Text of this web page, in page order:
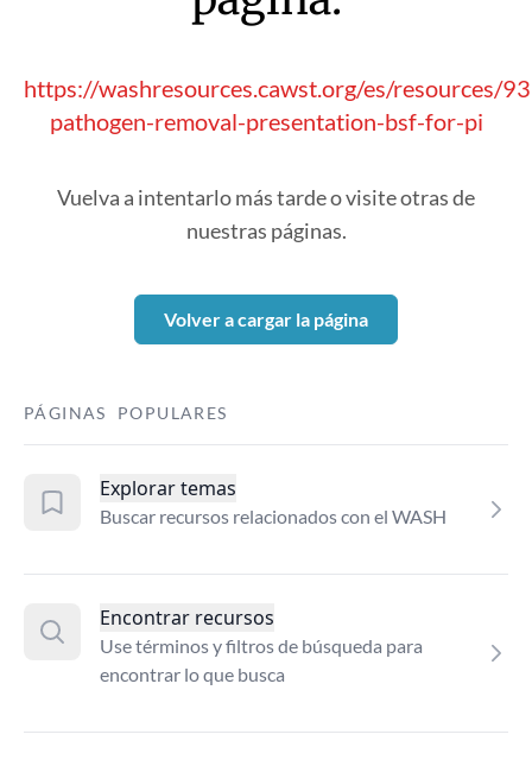
https://washresources.cawst.org/es/resources/
pathogen-removal-presentation-bsf-for-pi
Vuelva a intentarlo más tarde o visite otras de
nuestras páginas.
Volver a cargar la página
PÁGINAS POPULARES
Explorar temas
Buscar recursos relacionados con el WASH
Encontrar recursos
Use términos y filtros de búsqueda para
encontrar lo que busca